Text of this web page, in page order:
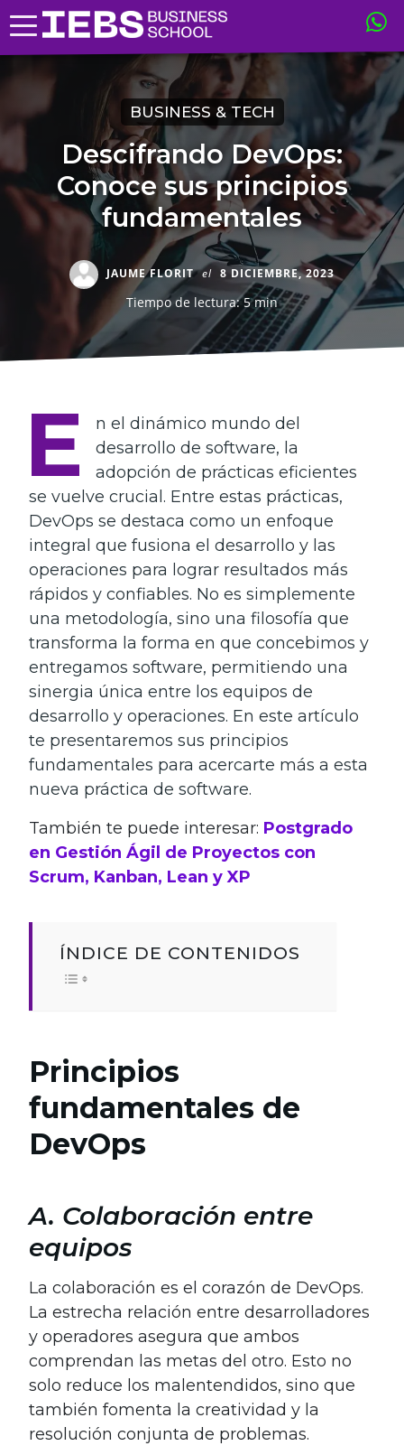
BUSINESS & TECH
Descifrando DevOps:
Conoce sus principios
fundamentales
JAUME FLORIT el 8 DICIEMBRE, 2023
Tiempo de lectura: 5 min
E
n el dinámico mundo del
desarrollo de software, la
adopción de prácticas eficientes
se vuelve crucial. Entre estas prácticas,
DevOps se destaca como un enfoque
integral que fusiona el desarrollo y las
operaciones para lograr resultados más
rápidos y confiables. No es simplemente
una metodología, sino una filosofía que
transforma la forma en que concebimos y
entregamos software, permitiendo una
sinergia única entre los equipos de
desarrollo y operaciones. En este artículo
te presentaremos sus principios
fundamentales para acercarte más a esta
nueva práctica de software.
También te puede interesar: Postgrado
en Gestión Ágil de Proyectos con
Scrum, Kanban, Lean y XP
ÍNDICE DE CONTENIDOS
Principios
fundamentales de
DevOps
A. Colaboración entre
equipos
La colaboración es el corazón de DevOps.
La estrecha relación entre desarrolladores
y operadores asegura que ambos
comprendan las metas del otro. Esto no
solo reduce los malentendidos, sino que
también fomenta la creatividad y la
resolución conjunta de problemas.